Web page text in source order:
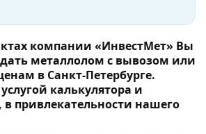
компании «ИнвестМет» Вы
металлолом с вывозом или
в Санкт-Петербурге.
калькулятора и
в привлекательности нашего